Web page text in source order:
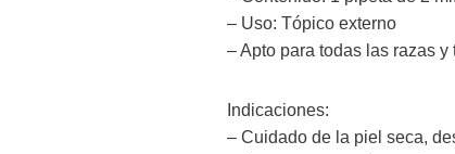
– Uso: Tópico externo
– Apto para todas las razas
Indicaciones:
– Cuidado de la piel seca,